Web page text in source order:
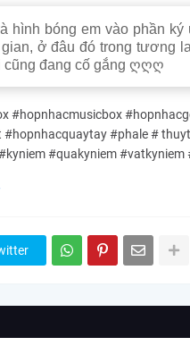
hình bóng em vào phần
ở đâu đó trong tương
cũng đang cố gắng ღღღ
#hopnhacmusicbox
#hopnhacquaytay #phale #
#quakyniem #vatkyniem